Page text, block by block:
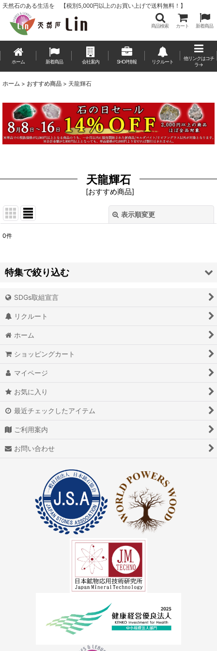
天然石のある生活を 【税別5,000円以上のお買い上げで送料無料！】
商品検索 カート 新着商品
ホーム 新着商品 会社案内 SHOP情報 リクルート
他リンクはコチ
ラ→
ホーム > おすすめ商品 > 天龍輝石
天龍輝石
[おすすめ商品]
表示順変更
並び順:
0件
特集で絞り込む
アイオライト
アイスクォーツ
アイリスクォーツ
アゼツライト
アフガナイト
アップルグリーンファントム
アベンチュリン
アレキサンドライト
SDGs取組宣言
リクルート
ホーム
ショッピングカート
マイページ
お気に入り
最近チェックしたアイテム
ご利用案内
お問い合わせ